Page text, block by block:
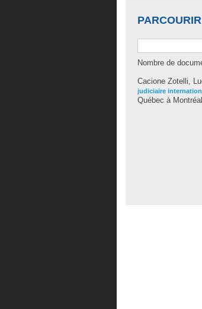
Nombre de
Cacione Zotelli,
judiciaire
Québec à